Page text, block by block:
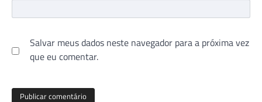
Salvar meus dados neste navegador para a próxima vez
que eu comentar.